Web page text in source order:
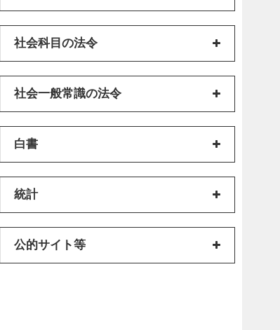
社会科目の法令
社会一般常識の法令
白書
統計
公的サイト等